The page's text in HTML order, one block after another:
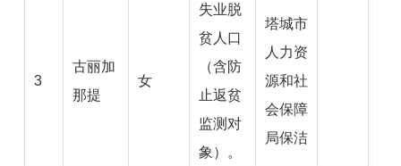
3
古丽加
那提
女
失业脱
贫人口
（含防
止返贫
监测对
象）。
塔城市
人力资
源和社
会保障
局保洁